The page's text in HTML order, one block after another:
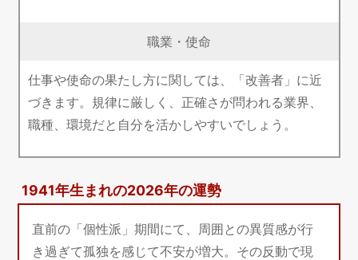
職業・使命
仕事や使命の果たし方に関しては、「改善者」に近
づきます。規律に厳しく、正確さが問われる業界、
職種、環境だと自分を活かしやすいでしょう。
1941年生まれの2026年の運勢
直前の「個性派」期間にて、周囲との異質感が行
き過ぎて孤独を感じて不安が増大。その反動で現